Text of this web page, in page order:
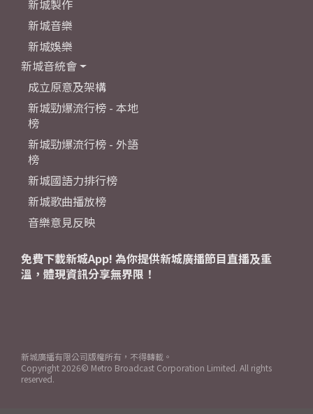
新城製作
新城音樂
新城娛樂
新城音統會
成立原意及架構
新城勁爆流行榜 - 本地
榜
新城勁爆流行榜 - 外語
榜
新城國語力排行榜
新城歌曲播放榜
音樂意見反映
免費下載新城App! 為你提供新城廣播節目直播及重
溫，體現資訊分享無界限！
新城廣播有限公司版權所有，不得轉載。
Copyright 2026© Metro Broadcast Corporation Limited. All rights
reserved.